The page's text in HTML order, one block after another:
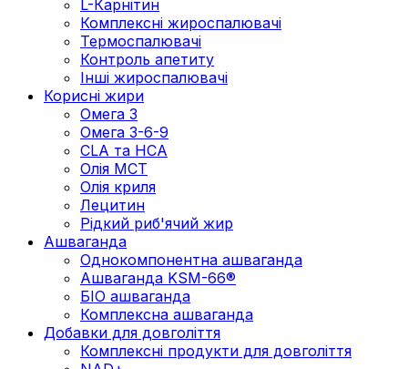
L-Карнітин
Комплексні жироспалювачі
Термоспалювачі
Контроль апетиту
Інші жироспалювачі
Корисні жири
Омега 3
Омега 3-6-9
CLA та HCA
Олія МСТ
Олія криля
Лецитин
Рідкий риб'ячий жир
Ашваганда
Однокомпонентна ашваганда
Ашваганда KSM-66®
БІО ашваганда
Комплексна ашваганда
Добавки для довголіття
Комплексні продукти для довголіття